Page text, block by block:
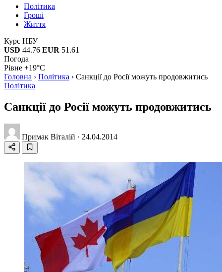
Політика
Гроші
Життя
Курс НБУ
USD 44.76 EUR 51.61
Погода
Рівне +19°C
Головна › Політика › Санкції до Росії можуть продовжитись
Політика
Санкції до Росії можуть продовжитись
Примак Віталій · 24.04.2014